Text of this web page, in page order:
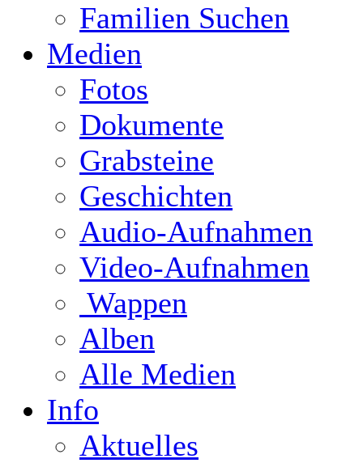
Familien Suchen
Medien
Fotos
Dokumente
Grabsteine
Geschichten
Audio-Aufnahmen
Video-Aufnahmen
Wappen
Alben
Alle Medien
Info
Aktuelles